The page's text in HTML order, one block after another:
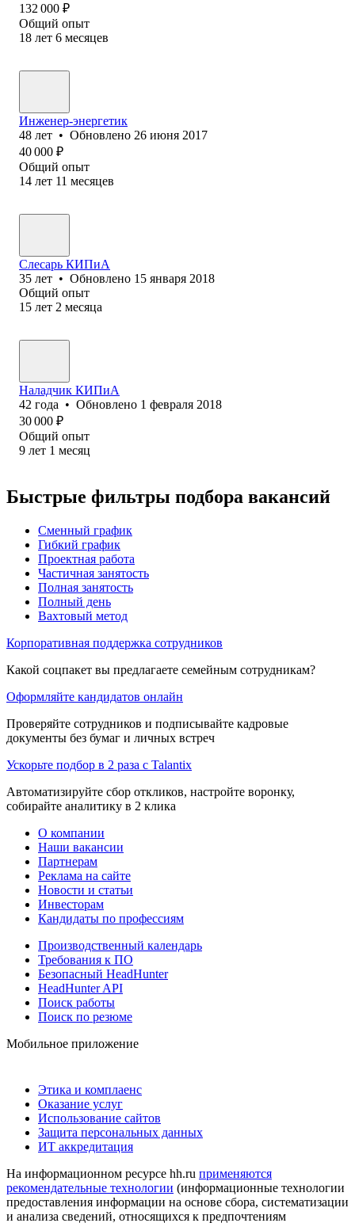
132 000 ₽
Общий опыт
18 лет 6 месяцев
Инженер-энергетик
48 лет • Обновлено 26 июня 2017
40 000 ₽
Общий опыт
14 лет 11 месяцев
Слесарь КИПиА
35 лет • Обновлено 15 января 2018
Общий опыт
15 лет 2 месяца
Наладчик КИПиА
42 года • Обновлено 1 февраля 2018
30 000 ₽
Общий опыт
9 лет 1 месяц
Быстрые фильтры подбора вакансий
Сменный график
Гибкий график
Проектная работа
Частичная занятость
Полная занятость
Полный день
Вахтовый метод
Корпоративная поддержка сотрудников
Какой соцпакет вы предлагаете семейным сотрудникам?
Оформляйте кандидатов онлайн
Проверяйте сотрудников и подписывайте кадровые
документы без бумаг и личных встреч
Ускорьте подбор в 2 раза с Talantix
Автоматизируйте сбор откликов, настройте воронку,
собирайте аналитику в 2 клика
О компании
Наши вакансии
Партнерам
Реклама на сайте
Новости и статьи
Инвесторам
Кандидаты по профессиям
Производственный календарь
Требования к ПО
Безопасный HeadHunter
HeadHunter API
Поиск работы
Поиск по резюме
Мобильное приложение
Этика и комплаенс
Оказание услуг
Использование сайтов
Защита персональных данных
ИТ аккредитация
На информационном ресурсе hh.ru применяются
рекомендательные технологии (информационные технологии
предоставления информации на основе сбора, систематизации
и анализа сведений, относящихся к предпочтениям